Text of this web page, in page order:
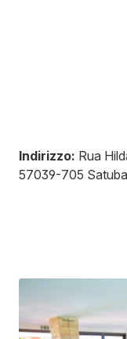
Indirizzo: Rua
57039-705 Satuba